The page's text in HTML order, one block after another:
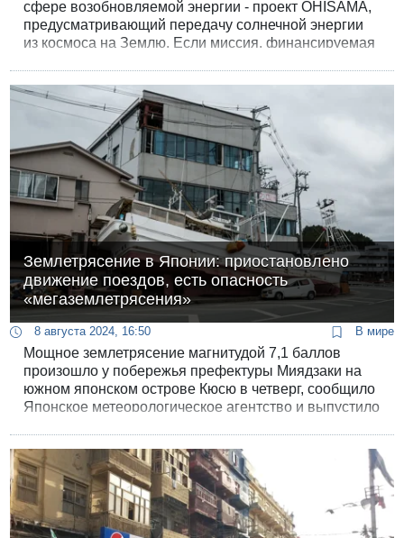
сфере возобновляемой энергии - проект OHISAMA,
предусматривающий передачу солнечной энергии
из космоса на Землю. Если миссия, финансируемая
изменить энергетическую инфраструктуру.
Землетрясение в Японии: приостановлено
движение поездов, есть опасность
«мегаземлетрясения»
8 августа 2024, 16:50 В мире
Мощное землетрясение магнитудой 7,1 баллов
произошло у побережья префектуры Миядзаки на
южном японском острове Кюсю в четверг, сообщило
Японское метеорологическое агентство и выпустило
«мегаземлетрясении» в районе близлежащего
подводного желоба, который является очагом
геологического напряжения.